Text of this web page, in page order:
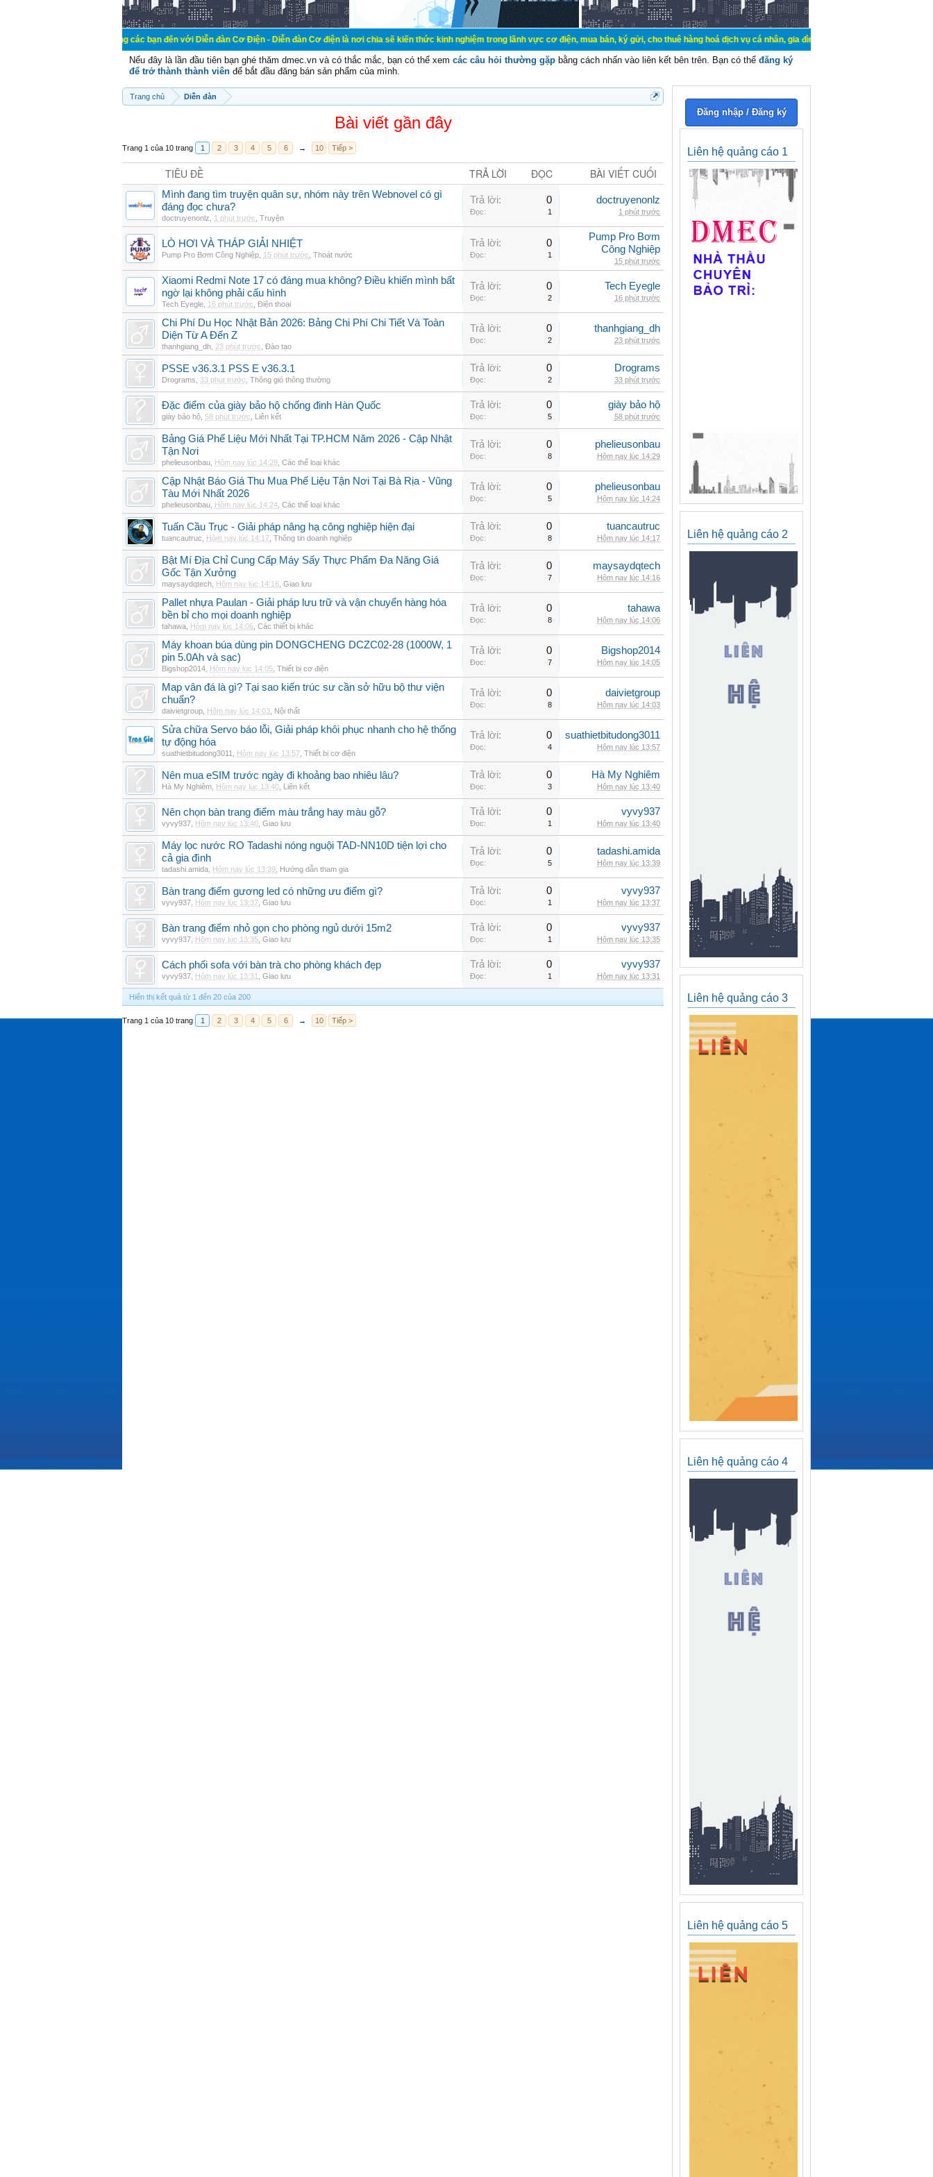
Chào mừng các bạn đến với Diễn đàn Cơ Điện - Diễn đàn Cơ điện là nơi chia sẽ kiến thức kinh nghiệm trong lãnh vực cơ điện, mua bán, ký gửi, cho thuê hàng hoá dịch vụ cá nhân, gia đình. Mua bán, ký gửi, cho thuê thiết bị hệ
Nếu đây là lần đầu tiên bạn ghé thăm dmec.vn và có thắc mắc, bạn có thể xem các câu hỏi thường gặp bằng cách nhấn vào liên kết bên trên. Bạn có thể đăng ký
để trở thành thành viên để bắt đầu đăng bán sản phẩm của mình.
Trang chủ Diễn đàn
Bài viết gần đây
Trang 1 của 10 trang 1 2 3 4 5 6 → 10 Tiếp >
TIÊU ĐỀ TRẢ LỜI ĐỌC BÀI VIẾT CUỐI
Mình đang tìm truyện quân sự, nhóm này trên Webnovel có gì
đáng đọc chưa?
doctruyenonlz 1 phút trước Truyện
Trả lời: 0
Đọc: 1
doctruyenonlz
1 phút trước
LÒ HƠI VÀ THÁP GIẢI NHIỆT
Pump Pro Bơm Công Nghiệp 15 phút trước Thoát nước
Trả lời: 0
Đọc: 1
Pump Pro Bơm
Công Nghiệp
15 phút trước
Xiaomi Redmi Note 17 có đáng mua không? Điều khiến mình bất
ngờ lại không phải cấu hình
Tech Eyegle 16 phút trước Điện thoại
Trả lời: 0
Đọc: 2
Tech Eyegle
16 phút trước
Chi Phí Du Học Nhật Bản 2026: Bảng Chi Phí Chi Tiết Và Toàn
Diện Từ A Đến Z
thanhgiang_dh 23 phút trước Đào tạo
Trả lời: 0
Đọc: 2
thanhgiang_dh
23 phút trước
PSSE v36.3.1 PSS E v36.3.1
Drograms 33 phút trước Thông gió thông thường
Trả lời: 0
Đọc: 2
Drograms
33 phút trước
Đặc điểm của giày bảo hộ chống đinh Hàn Quốc
giày bảo hộ 58 phút trước Liên kết
Trả lời: 0
Đọc: 5
giày bảo hộ
58 phút trước
Bảng Giá Phế Liệu Mới Nhất Tại TP.HCM Năm 2026 - Cập Nhật
Tận Nơi
phelieusonbau Hôm nay lúc 14:29 Các thể loại khác
Trả lời: 0
Đọc: 8
phelieusonbau
Hôm nay lúc 14:29
Cập Nhật Báo Giá Thu Mua Phế Liệu Tận Nơi Tại Bà Rịa - Vũng
Tàu Mới Nhất 2026
phelieusonbau Hôm nay lúc 14:24 Các thể loại khác
Trả lời: 0
Đọc: 5
phelieusonbau
Hôm nay lúc 14:24
Tuấn Cầu Trục - Giải pháp nâng hạ công nghiệp hiện đại
tuancautruc Hôm nay lúc 14:17 Thông tin doanh nghiệp
Trả lời: 0
Đọc: 8
tuancautruc
Hôm nay lúc 14:17
Bật Mí Địa Chỉ Cung Cấp Máy Sấy Thực Phẩm Đa Năng Giá
Gốc Tận Xưởng
maysaydqtech Hôm nay lúc 14:16 Giao lưu
Trả lời: 0
Đọc: 7
maysaydqtech
Hôm nay lúc 14:16
Pallet nhựa Paulan - Giải pháp lưu trữ và vận chuyển hàng hóa
bền bỉ cho mọi doanh nghiệp
tahawa Hôm nay lúc 14:06 Các thiết bị khác
Trả lời: 0
Đọc: 8
tahawa
Hôm nay lúc 14:06
Máy khoan búa dùng pin DONGCHENG DCZC02-28 (1000W, 1
pin 5.0Ah và sạc)
Bigshop2014 Hôm nay lúc 14:05 Thiết bị cơ điện
Trả lời: 0
Đọc: 7
Bigshop2014
Hôm nay lúc 14:05
Map vân đá là gì? Tại sao kiến trúc sư cần sở hữu bộ thư viện
chuẩn?
daivietgroup Hôm nay lúc 14:03 Nội thất
Trả lời: 0
Đọc: 8
daivietgroup
Hôm nay lúc 14:03
Sửa chữa Servo báo lỗi, Giải pháp khôi phục nhanh cho hệ thống
tự động hóa
suathietbitudong3011 Hôm nay lúc 13:57 Thiết bị cơ điện
Trả lời: 0
Đọc: 4
suathietbitudong3011
Hôm nay lúc 13:57
Nên mua eSIM trước ngày đi khoảng bao nhiêu lâu?
Hà My Nghiêm Hôm nay lúc 13:40 Liên kết
Trả lời: 0
Đọc: 3
Hà My Nghiêm
Hôm nay lúc 13:40
Nên chọn bàn trang điểm màu trắng hay màu gỗ?
vyvy937 Hôm nay lúc 13:40 Giao lưu
Trả lời: 0
Đọc: 1
vyvy937
Hôm nay lúc 13:40
Máy lọc nước RO Tadashi nóng nguội TAD-NN10D tiện lợi cho
cả gia đình
tadashi.amida Hôm nay lúc 13:39 Hướng dẫn tham gia
Trả lời: 0
Đọc: 5
tadashi.amida
Hôm nay lúc 13:39
Bàn trang điểm gương led có những ưu điểm gì?
vyvy937 Hôm nay lúc 13:37 Giao lưu
Trả lời: 0
Đọc: 1
vyvy937
Hôm nay lúc 13:37
Bàn trang điểm nhỏ gọn cho phòng ngủ dưới 15m2
vyvy937 Hôm nay lúc 13:35 Giao lưu
Trả lời: 0
Đọc: 1
vyvy937
Hôm nay lúc 13:35
Cách phối sofa với bàn trà cho phòng khách đẹp
vyvy937 Hôm nay lúc 13:31 Giao lưu
Trả lời: 0
Đọc: 1
vyvy937
Hôm nay lúc 13:31
Hiển thị kết quả từ 1 đến 20 của 200
Trang 1 của 10 trang 1 2 3 4 5 6 → 10 Tiếp >
Đăng nhập / Đăng ký
Liên hệ quảng cáo 1
Liên hệ quảng cáo 2
Liên hệ quảng cáo 3
Liên hệ quảng cáo 4
Liên hệ quảng cáo 5